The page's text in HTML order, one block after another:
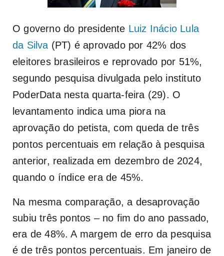
O governo do presidente Luiz Inácio Lula
da Silva (PT) é aprovado por 42% dos
eleitores brasileiros e reprovado por 51%,
segundo pesquisa divulgada pelo instituto
PoderData nesta quarta-feira (29). O
levantamento indica uma piora na
aprovação do petista, com queda de três
pontos percentuais em relação à pesquisa
anterior, realizada em dezembro de 2024,
quando o índice era de 45%.
Na mesma comparação, a desaprovação
subiu três pontos – no fim do ano passado,
era de 48%. A margem de erro da pesquisa
é de três pontos percentuais. Em janeiro de